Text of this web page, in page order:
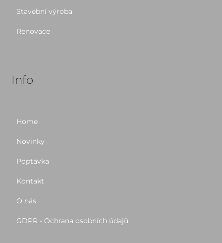
Stavební výroba
Renovace
Info
Home
Novinky
Poptávka
Kontakt
O nás
GDPR - Ochrana osobních údajů